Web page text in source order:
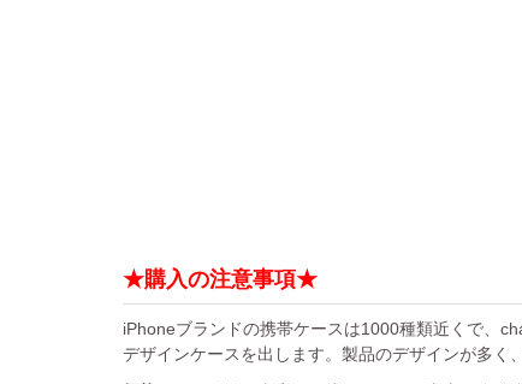
★購入の注意事項★
iPhoneブランドの携帯ケースは1000種類近くで、
デザインケースを出します。製品のデザインが多く